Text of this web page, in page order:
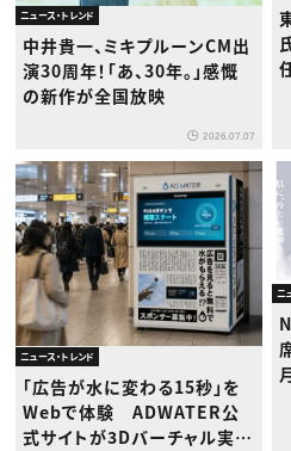
プロフェッショナル×
ニュース・トレンド
中井貴一、ミキプルーンCM出
演30周年！「あ、30年。」感慨
の新作が全国放映
2026.07.07
ニュース・トレンド
「広告が水に変わる15秒」を
Webで体験 ADWATER公
式サイトが3Dバーチャル実機
ニ